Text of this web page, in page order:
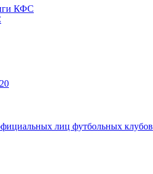
КФС
лиц футбольных клубов